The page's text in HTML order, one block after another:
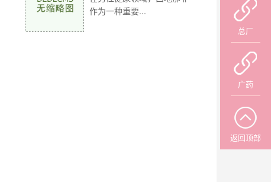
作为一种重要...
总厂
广药
返回顶部